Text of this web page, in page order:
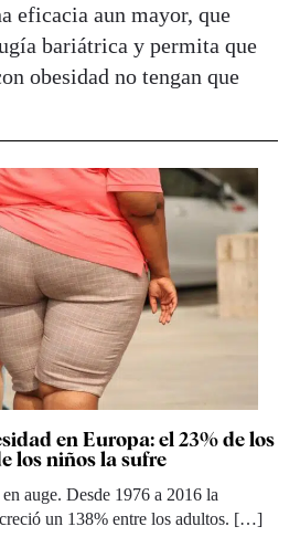
eficacia aun mayor, que
bariátrica y permita que
obesidad no tengan que
en Europa: el 23% de los
los niños la sufre
auge. Desde 1976 a 2016 la
un 138% entre los adultos. […]